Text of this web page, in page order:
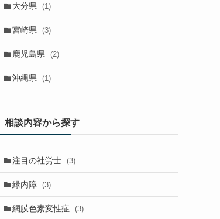
大分県 (1)
宮崎県 (3)
鹿児島県 (2)
沖縄県 (1)
相談内容から探す
注目の社労士 (3)
緑内障 (3)
網膜色素変性症 (3)